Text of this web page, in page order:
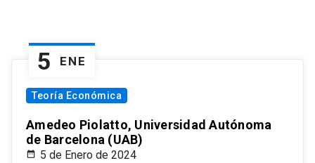
5 ENE
Teoría Económica
Amedeo Piolatto, Universidad Autónoma
de Barcelona (UAB)
5 de Enero de 2024